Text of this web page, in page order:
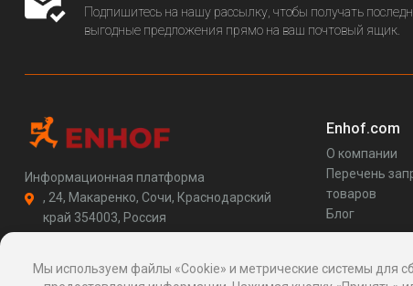
Подпишитесь на нашу рассылку, чтобы получать
выгодные предложения прямо на ваш почтовый ящик.
Информационная платформа
, 24, Макаренко, Сочи, Краснодарский
край 354003, Россия
http://enhof.com
Enhof.com
О компании
Перечень
товаров
Блог
Мы используем файлы «Cookie» и метрические системы для